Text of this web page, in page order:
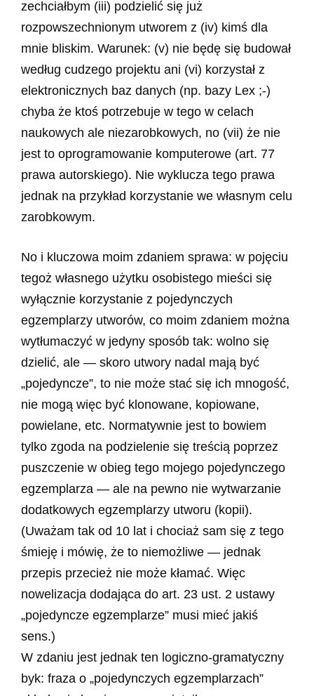
zechciałbym (iii) podzielić się już
rozpowszechnionym utworem z (iv) kimś dla
mnie bliskim. Warunek: (v) nie będę się budował
według cudzego projektu ani (vi) korzystał z
elektronicznych baz danych (np. bazy Lex ;-)
chyba że ktoś potrzebuje w tego w celach
naukowych ale niezarobkowych, no (vii) że nie
jest to oprogramowanie komputerowe (art. 77
prawa autorskiego). Nie wyklucza tego prawa
jednak na przykład korzystanie we własnym celu
zarobkowym.
No i kluczowa moim zdaniem sprawa: w pojęciu
tegoż własnego użytku osobistego mieści się
wyłącznie korzystanie z pojedynczych
egzemplarzy utworów, co moim zdaniem można
wytłumaczyć w jedyny sposób tak: wolno się
dzielić, ale — skoro utwory nadal mają być
„pojedyncze”, to nie może stać się ich mnogość,
nie mogą więc być klonowane, kopiowane,
powielane, etc. Normatywnie jest to bowiem
tylko zgoda na podzielenie się treścią poprzez
puszczenie w obieg tego mojego pojedynczego
egzemplarza — ale na pewno nie wytwarzanie
dodatkowych egzemplarzy utworu (kopii).
(Uważam tak od 10 lat i chociaż sam się z tego
śmieję i mówię, że to niemożliwe — jednak
przepis przecież nie może kłamać. Więc
nowelizacja dodająca do art. 23 ust. 2 ustawy
„pojedyncze egzemplarze” musi mieć jakiś
sens.)
W zdaniu jest jednak ten logiczno-gramatyczny
byk: fraza o „pojedynczych egzemplarzach”